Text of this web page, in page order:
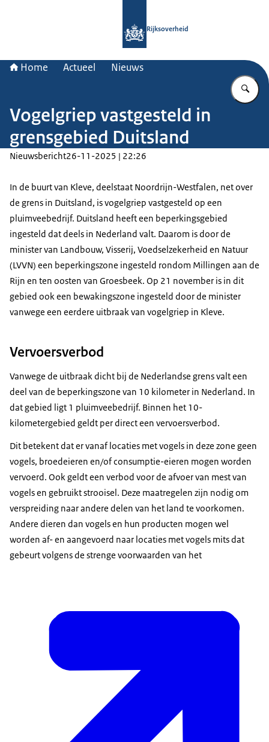
Rijksoverheid
Home Actueel Nieuws
Vogelgriep vastgesteld in
grensgebied Duitsland
Nieuwsbericht26-11-2025 | 22:26
In de buurt van Kleve, deelstaat Noordrijn-Westfalen, net over
de grens in Duitsland, is vogelgriep vastgesteld op een
pluimveebedrijf. Duitsland heeft een beperkingsgebied
ingesteld dat deels in Nederland valt. Daarom is door de
minister van Landbouw, Visserij, Voedselzekerheid en Natuur
(LVVN) een beperkingszone ingesteld rondom Millingen aan de
Rijn en ten oosten van Groesbeek. Op 21 november is in dit
gebied ook een bewakingszone ingesteld door de minister
vanwege een eerdere uitbraak van vogelgriep in Kleve.
Vervoersverbod
Vanwege de uitbraak dicht bij de Nederlandse grens valt een
deel van de beperkingszone van 10 kilometer in Nederland. In
dat gebied ligt 1 pluimveebedrijf. Binnen het 10-
kilometergebied geldt per direct een vervoersverbod.
Dit betekent dat er vanaf locaties met vogels in deze zone geen
vogels, broedeieren en/of consumptie-eieren mogen worden
vervoerd. Ook geldt een verbod voor de afvoer van mest van
vogels en gebruikt strooisel. Deze maatregelen zijn nodig om
verspreiding naar andere delen van het land te voorkomen.
Andere dieren dan vogels en hun producten mogen wel
worden af- en aangevoerd naar locaties met vogels mits dat
gebeurt volgens de strenge voorwaarden van het